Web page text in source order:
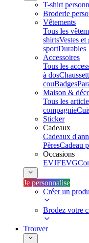
T-shirt
Broderie
Vêtements
Tous les
shirtsVestes et
sportDurables
Accessoires
Tous les
à dos
couBadges
Maison &
Tous les
compagnie
Sticker
Cadeaux
Cadeaux
PèresCadeau
Occasions
EVJFEVG
Je personnalise
Créer un
Brodez votre
Trouver